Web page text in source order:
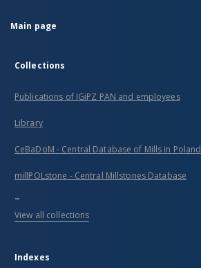
Main page
Collections
Publications of IGiPZ PAN and employees
Library
CeBaDoM - Central Database of Mills in Poland
millPOLstone - Central Millstones Database
...
View all collections
Indexes